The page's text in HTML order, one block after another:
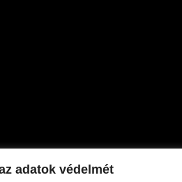
adatok védelmét